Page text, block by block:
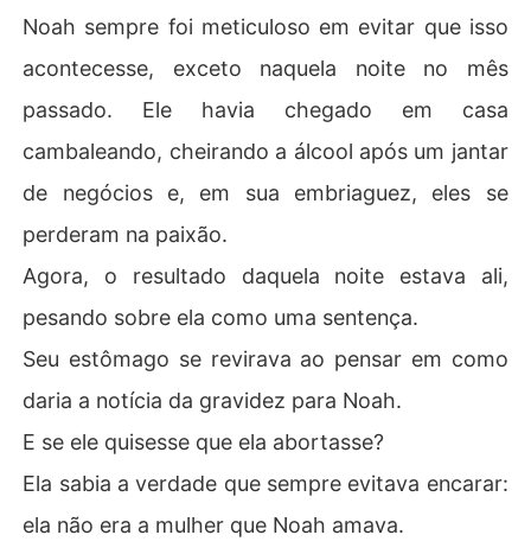
Noah sempre foi meticuloso em evitar que isso
acontecesse, exceto naquela noite no mês
passado. Ele havia chegado em casa
cambaleando, cheirando a álcool após um jantar
de negócios e, em sua embriaguez, eles se
perderam na paixão.
Agora, o resultado daquela noite estava ali,
pesando sobre ela como uma sentença.
Seu estômago se revirava ao pensar em como
daria a notícia da gravidez para Noah.
E se ele quisesse que ela abortasse?
Ela sabia a verdade que sempre evitava encarar:
ela não era a mulher que Noah amava.